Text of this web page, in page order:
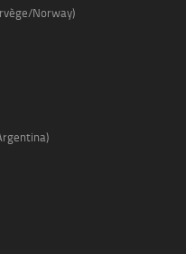
Norway)